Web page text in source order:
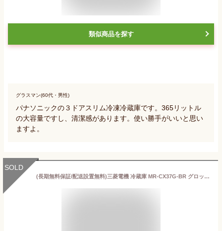
類似商品を探す
グラスマン(60代・男性)
パナソニックの３ドアスリム冷凍冷蔵庫です。365リットル
の大容量ですし、清潔感があります。使い勝手がいいと思い
ますよ。
SOLD
(長期無料保証/配送設置無料)三菱電機 冷蔵庫 MR-CX37G-BR グロッシーブラウン 右開き 内容量：365リットル